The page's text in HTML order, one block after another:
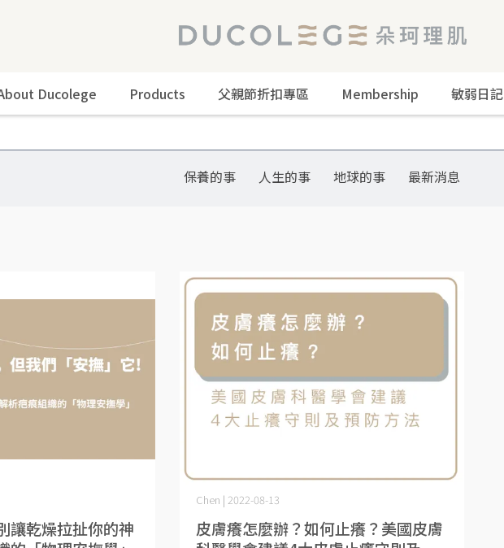
Ducolege Products 父親節折扣專區 Membership 敏弱日記
保養的事 人生的事 地球的事 最新消息
讓乾燥拉扯你的神
皮膚癢怎麼辦？如何止癢？美國皮膚
Chen | 2022-08-13